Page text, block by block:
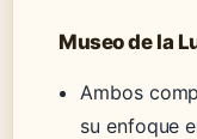
Museo de la
Ambos
su enfoque